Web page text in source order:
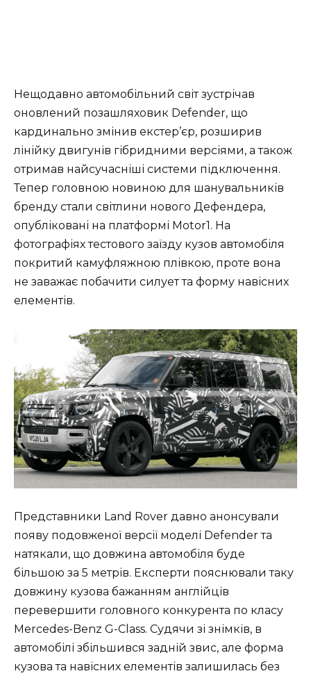
Нещодавно автомобільний світ зустрічав
оновлений позашляховик Defender, що
кардинально змінив екстер’єр, розширив
лінійку двигунів гібридними версіями, а також
отримав найсучасніші системи підключення.
Тепер головною новиною для шанувальників
бренду стали світлини нового Дефендера,
опубліковані на платформі Motor1. На
фотографіях тестового заїзду кузов автомобіля
покритий камуфляжною плівкою, проте вона
не заважає побачити силует та форму навісних
елементів.
Представники Land Rover давно анонсували
появу подовженої версії моделі Defender та
натякали, що довжина автомобіля буде
більшою за 5 метрів. Експерти пояснювали таку
довжину кузова бажанням англійців
перевершити головного конкурента по класу
Mercedes-Benz G-Class. Судячи зі знімків, в
автомобілі збільшився задній звис, але форма
кузова та навісних елементів залишилась без